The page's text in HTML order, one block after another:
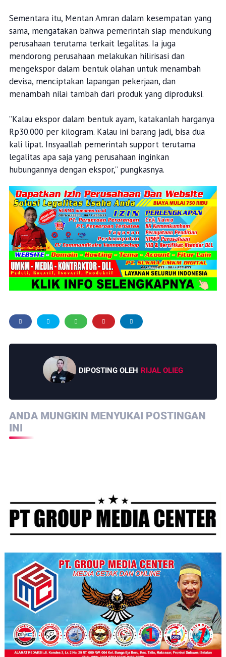
Sementara itu, Mentan Amran dalam kesempatan yang
sama, mengatakan bahwa pemerintah siap mendukung
perusahaan terutama terkait legalitas. Ia juga
mendorong perusahaan melakukan hilirisasi dan
mengekspor dalam bentuk olahan untuk menambah
devisa, menciptakan lapangan pekerjaan, dan
menambah nilai tambah dari produk yang diproduksi.
”Kalau ekspor dalam bentuk ayam, katakanlah harganya
Rp30.000 per kilogram. Kalau ini barang jadi, bisa dua
kali lipat. Insyaallah pemerintah support terutama
legalitas apa saja yang perusahaan inginkan
hubungannya dengan ekspor,” pungkasnya.
DIPOSTING OLEH RIJAL OLIEG
ANDA MUNGKIN MENYUKAI POSTINGAN
INI